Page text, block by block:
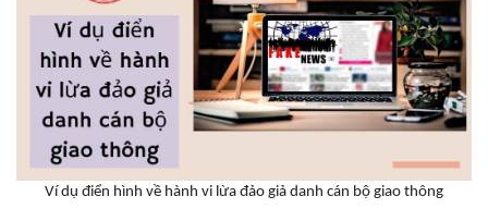
Ví dụ điển hình về hành vi lừa đảo giả danh cán bộ giao thông